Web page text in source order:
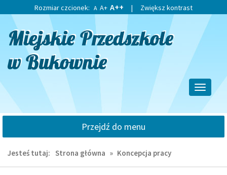
do
głównej
treści
do
wyszukiwarki
Rozmiar czcionek: A A+ A++ | Zwiększ kontrast
Przełącz
Przejdź do menu
Jesteś tutaj: Strona główna » Koncepcja pracy